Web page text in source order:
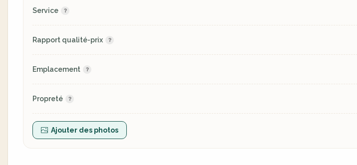
Service
Rapport qualité-prix
Emplacement
Propreté
Ajouter des photos